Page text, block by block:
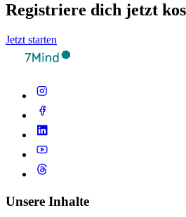
Registriere dich jetzt
Jetzt starten
Unsere Inhalte